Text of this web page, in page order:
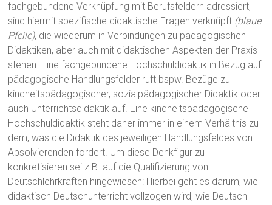
fachgebundene Verknüpfung mit Berufsfeldern adressiert,
sind hiermit spezifische didaktische Fragen verknüpft (blaue
Pfeile), die wiederum in Verbindungen zu pädagogischen
Didaktiken, aber auch mit didaktischen Aspekten der Praxis
stehen. Eine fachgebundene Hochschuldidaktik in Bezug auf
pädagogische Handlungsfelder ruft bspw. Bezüge zu
kindheitspädagogischer, sozialpädagogischer Didaktik oder
auch Unterrichtsdidaktik auf. Eine kindheitspädagogische
Hochschuldidaktik steht daher immer in einem Verhältnis zu
dem, was die Didaktik des jeweiligen Handlungsfeldes von
Absolvierenden fordert. Um diese Denkfigur zu
konkretisieren sei z.B. auf die Qualifizierung von
Deutschlehrkräften hingewiesen: Hierbei geht es darum, wie
didaktisch Deutschunterricht vollzogen wird, wie Deutsch